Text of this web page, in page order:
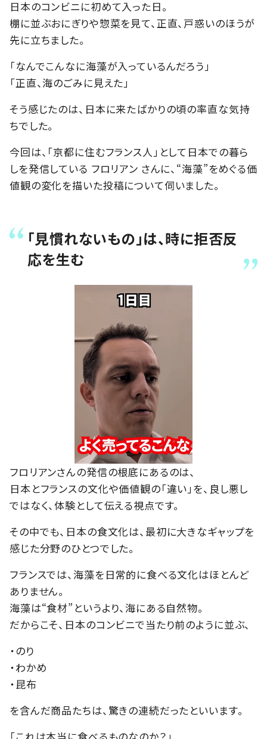
日本のコンビニに初めて入った日。
棚に並ぶおにぎりや惣菜を見て、正直、戸惑いのほうが
先に立ちました。
「なんでこんなに海藻が入っているんだろう」
「正直、海のごみに見えた」
そう感じたのは、日本に来たばかりの頃の率直な気持
ちでした。
今回は、「京都に住むフランス人」として日本での暮ら
しを発信している フロリアン さんに、“海藻”をめぐる価
値観の変化を描いた投稿について伺いました。
「見慣れないもの」は、時に拒否反
応を生む
フロリアンさんの発信の根底にあるのは、
日本とフランスの文化や価値観の「違い」を、良し悪し
ではなく、体験として伝える視点です。
その中でも、日本の食文化は、最初に大きなギャップを
感じた分野のひとつでした。
フランスでは、海藻を日常的に食べる文化はほとんど
ありません。
海藻は“食材”というより、海にある自然物。
だからこそ、日本のコンビニで当たり前のように並ぶ、
・のり
・わかめ
・昆布
を含んだ商品たちは、驚きの連続だったといいます。